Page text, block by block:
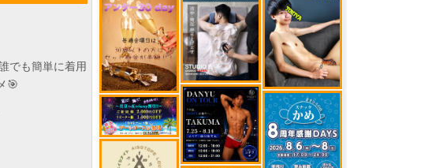
でも簡単に着用
🎯